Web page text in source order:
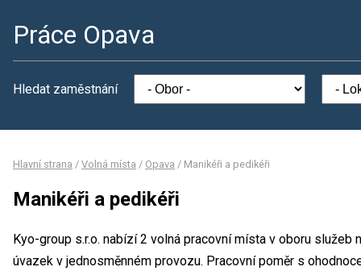
Práce Opava
Hledat zaměstnání
Hlavní strana / Volná místa / Opava / Manikéři a pedikéři
Manikéři a pedikéři
Kyo-group s.r.o. nabízí 2 volná pracovní místa v oboru služeb
úvazek v jednosměnném provozu. Pracovní poměr s